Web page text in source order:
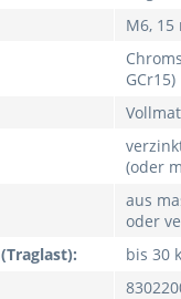
M6,
GCr15)
(oder
aus
oder
bis 30